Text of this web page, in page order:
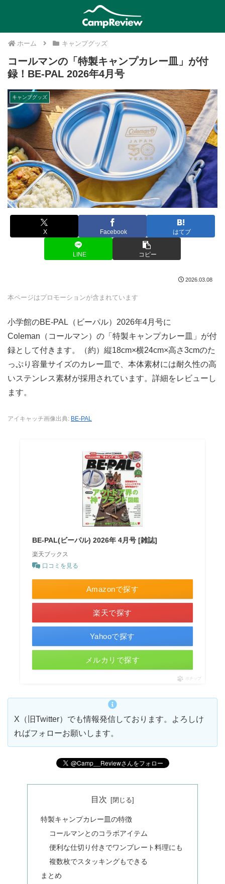
ホーム キャンプグッズ
コールマンの「特製キャンプカレー皿」が付
録！BE-PAL 2026年4月号
キャンプグッズ
X Facebook はてブ
LINE コピー
2026.03.08
本ページはプロモーションが含まれています
小学館のBE-PAL（ビーパル）2026年4月号に
Coleman（コールマン）の「特製キャンプカレー皿」が付
録として付きます。（約）縦18cm×横24cm×高さ3cmのた
っぷり容量サイズのカレー皿で、本体素材には耐久性の高
いステンレス素材が採用されています。詳細をレビューし
ます。
アイキャッチ画像出典: BE-PAL
BE-PAL(ビーパル) 2026年 4月号 [雑誌]
楽天ブックス
口コミを見る
Amazonで探す
楽天で探す
Yahooで探す
メルカリで探す
ポチップ
X（旧Twitter）でも情報発信しております。よろしけ
ればフォローお願いします。
目次
特製キャンプカレー皿の特徴
コールマンとのコラボアイテム
便利な仕切り付きでワンプレート料理にも
複数枚でスタッキングもできる
まとめ